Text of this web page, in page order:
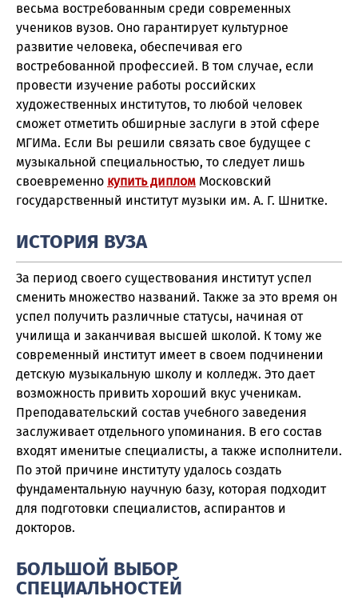
весьма востребованным среди современных
учеников вузов. Оно гарантирует культурное
развитие человека, обеспечивая его
востребованной профессией. В том случае, если
провести изучение работы российских
художественных институтов, то любой человек
сможет отметить обширные заслуги в этой сфере
МГИМа. Если Вы решили связать свое будущее с
музыкальной специальностью, то следует лишь
своевременно купить диплом Московский
государственный институт музыки им. А. Г. Шнитке.
ИСТОРИЯ ВУЗА
За период своего существования институт успел
сменить множество названий. Также за это время он
успел получить различные статусы, начиная от
училища и заканчивая высшей школой. К тому же
современный институт имеет в своем подчинении
детскую музыкальную школу и колледж. Это дает
возможность привить хороший вкус ученикам.
Преподавательский состав учебного заведения
заслуживает отдельного упоминания. В его состав
входят именитые специалисты, а также исполнители.
По этой причине институту удалось создать
фундаментальную научную базу, которая подходит
для подготовки специалистов, аспирантов и
докторов.
БОЛЬШОЙ ВЫБОР
СПЕЦИАЛЬНОСТЕЙ